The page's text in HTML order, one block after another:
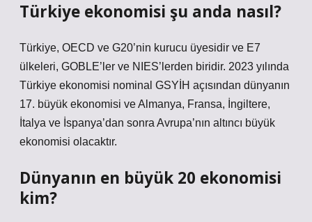
Türkiye ekonomisi şu anda nasıl?
Türkiye, OECD ve G20’nin kurucu üyesidir ve E7
ülkeleri, GOBLE’ler ve NIES’lerden biridir. 2023 yılında
Türkiye ekonomisi nominal GSYİH açısından dünyanın
17. büyük ekonomisi ve Almanya, Fransa, İngiltere,
İtalya ve İspanya’dan sonra Avrupa’nın altıncı büyük
ekonomisi olacaktır.
Dünyanın en büyük 20 ekonomisi
kim?